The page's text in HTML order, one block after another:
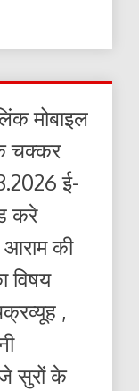
मोबाइल
चक्कर
ई-
करे
की
विषय
,
सुरों के